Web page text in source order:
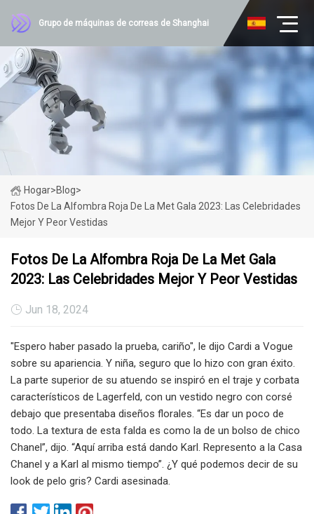
Grupo de máquinas de correas de Shanghai
Hogar>Blog>
Fotos De La Alfombra Roja De La Met Gala 2023: Las Celebridades
Mejor Y Peor Vestidas
Fotos De La Alfombra Roja De La Met Gala
2023: Las Celebridades Mejor Y Peor Vestidas
Jun 18, 2024
"Espero haber pasado la prueba, cariño", le dijo Cardi a Vogue
sobre su apariencia. Y niña, seguro que lo hizo con gran éxito.
La parte superior de su atuendo se inspiró en el traje y corbata
característicos de Lagerfeld, con un vestido negro con corsé
debajo que presentaba diseños florales. “Es dar un poco de
todo. La textura de esta falda es como la de un bolso de chico
Chanel”, dijo. “Aquí arriba está dando Karl. Represento a la Casa
Chanel y a Karl al mismo tiempo”. ¿Y qué podemos decir de su
look de pelo gris? Cardi asesinada.